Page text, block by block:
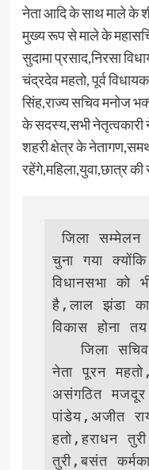
नेता आदि के साथ माले के
मुख्य रूप से माले के
सुदामा प्रसाद,निरसा
चंद्रदेव महतो, पूर्व
सिंह,राज्य सचिव मनोज
के सदस्य,सभी
शहरी क्षेत्र के
रहेंगे,महिला,युवा,छात्र की
जिला सम्मेलन के लिए मधुबन इसलिए
चुना गया
विधानसभा को
है,लाल झंडा
विकास होना
   जिला सचिव अशोक पासवान,किसान
नेता पूरन
असंगठित मजदूर
पांडेय,अजीत
हतो,हराधन
तुरी,बसंत